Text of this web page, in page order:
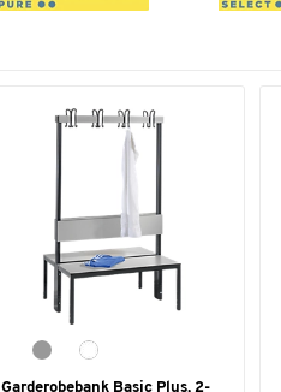
Garderobebank Basic Plus, 2-